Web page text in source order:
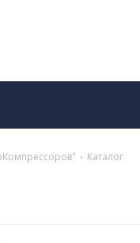
- Каталог